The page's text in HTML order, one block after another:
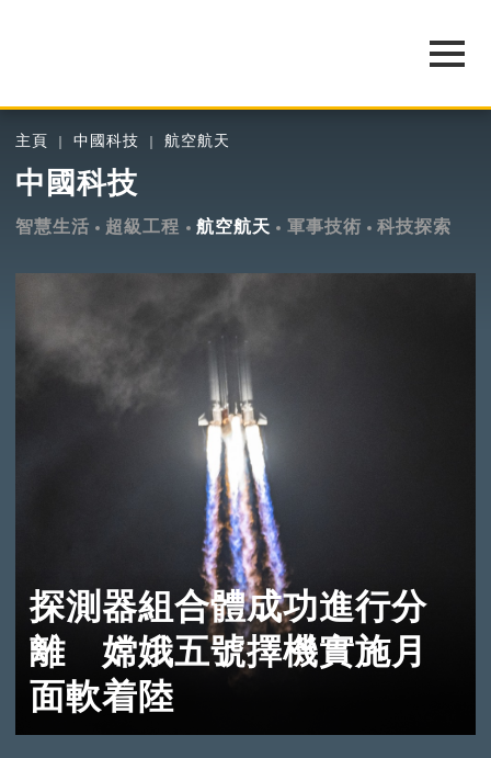
主頁 中國科技 航空航天
中國科技
智慧生活 超級工程 航空航天 軍事技術 科技探索
探測器組合體成功進行分
離 嫦娥五號擇機實施月
面軟着陸